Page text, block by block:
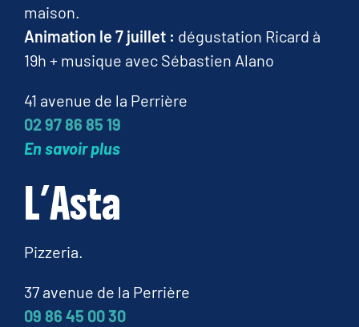
maison.
Animation le 7 juillet : dégustation Ricard à
19h + musique avec Sébastien Alano
41 avenue de la Perrière
02 97 86 85 19
En savoir plus
L’Asta
Pizzeria.
37 avenue de la Perrière
09 86 45 00 30